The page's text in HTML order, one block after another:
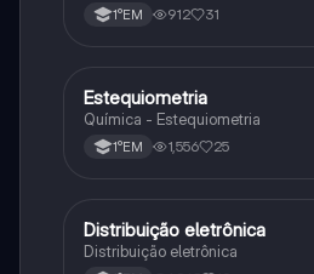
1°EM 912 31
Química
Estequiometria
Química - Estequiometria
1°EM 1,556 25
Química
Distribuição eletrônica
Distribuição eletrônica